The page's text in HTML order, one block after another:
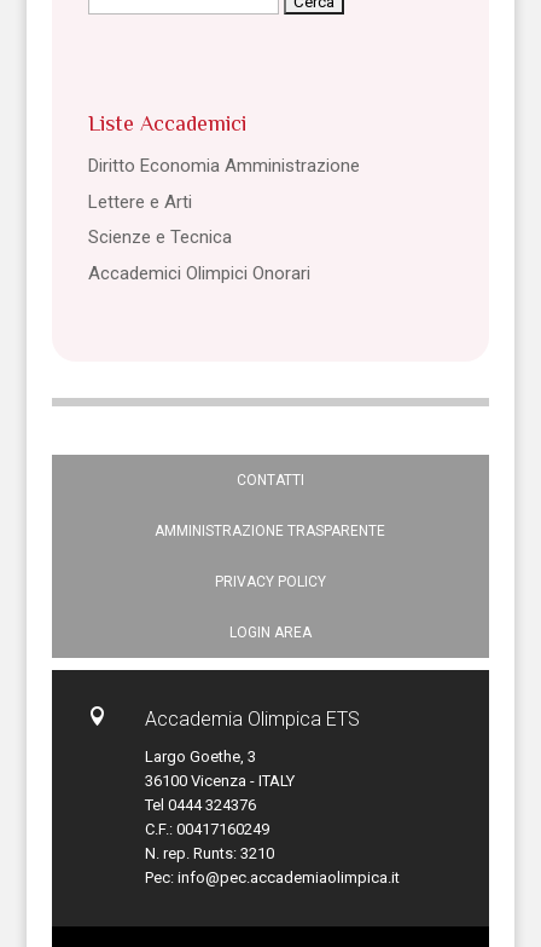
Liste Accademici
Diritto Economia Amministrazione
Lettere e Arti
Scienze e Tecnica
Accademici Olimpici Onorari
CONTATTI
AMMINISTRAZIONE TRASPARENTE
PRIVACY POLICY
LOGIN AREA
 Accademia Olimpica ETS
Largo Goethe, 3
36100 Vicenza - ITALY
Tel 0444 324376
C.F.: 00417160249
N. rep. Runts: 3210
Pec: info@pec.accademiaolimpica.it